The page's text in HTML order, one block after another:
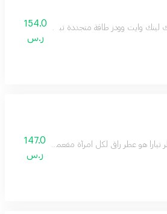
لينك وايت وودز طاقة متجددة تبدأ بالبرغموت
154.0
ر.س
تيارا هو عطر راقي لكل امرأة مفعمة بالحيوية
147.0
ر.س